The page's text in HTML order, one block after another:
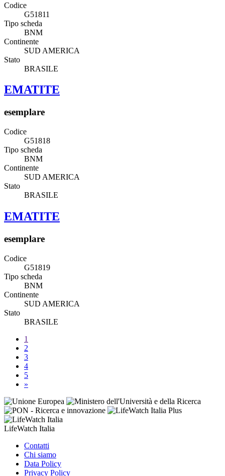
Codice
G51811
Tipo scheda
BNM
Continente
SUD AMERICA
Stato
BRASILE
EMATITE
esemplare
Codice
G51818
Tipo scheda
BNM
Continente
SUD AMERICA
Stato
BRASILE
EMATITE
esemplare
Codice
G51819
Tipo scheda
BNM
Continente
SUD AMERICA
Stato
BRASILE
1
2
3
4
5
»
LifeWatch Italia
Contatti
Chi siamo
Data Policy
Privacy Policy